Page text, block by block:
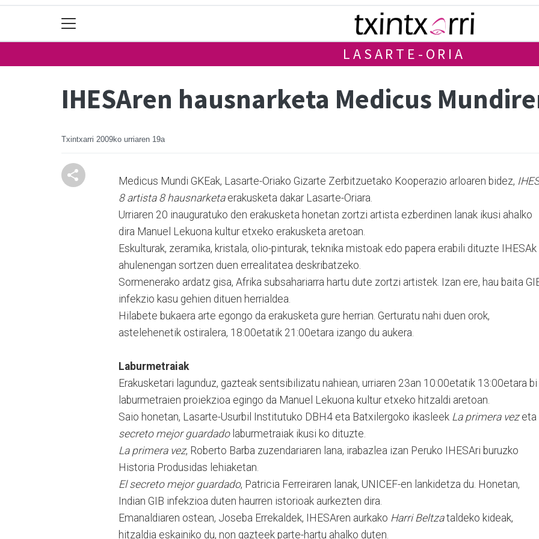
LASARTE-ORIA
IHESAren hausnarketa Medicus
Txintxarri 2009ko urriaren 19a
Medicus Mundi GKEak, Lasarte-Oriako Gizarte Zerbitzuetako Kooperazio arloaren bidez,
8 artista 8 hausnarketaerakusketa dakar Lasarte-Oriara.
Urriaren 20 inauguratuko den erakusketa honetan zortzi artista ezberdinen lanak ikusi ahalko
dira Manuel Lekuona kultur etxeko erakusketa aretoan.
Eskulturak, zeramika, kristala, olio-pinturak, teknika mistoak edo papera erabili dituzte IHESAk
ahulenengan sortzen duen errealitatea deskribatzeko.
Sormenerako ardatz gisa, Afrika subsahariarra hartu dute zortzi artistek. Izan ere, hau baita
infekzio kasu gehien dituen herrialdea.
Hilabete bukaera arte egongo da erakusketa gure herrian. Gerturatu nahi duen orok,
astelehenetik ostiralera, 18:00etatik 21:00etara izango du aukera.
Laburmetraiak
Erakusketari lagunduz, gazteak sentsibilizatu nahiean, urriaren 23an 10:00etatik 13:00etara bi
laburmetraien proiekzioa egingo da Manuel Lekuona kultur etxeko hitzaldi aretoan.
Saio honetan, Lasarte-Usurbil Institutuko DBH4 eta Batxilergoko ikasleek La primera vezeta
secreto mejor guardadolaburmetraiak ikusi ko dituzte.
La primera vez, Roberto Barba zuzendariaren lana, irabazlea izan Peruko IHESAri buruzko
Historia Produsidas lehiaketan.
El secreto mejor guardado, Patricia Ferreiraren lanak, UNICEF-en lankidetza du. Honetan,
Indian GIB infekzioa duten haurren istorioak aurkezten dira.
Emanaldiaren ostean, Joseba Errekaldek, IHESAren aurkako Harri Beltzataldeko kideak,
hitzaldia eskainiko du, non gazteek parte-hartu ahalko duten.